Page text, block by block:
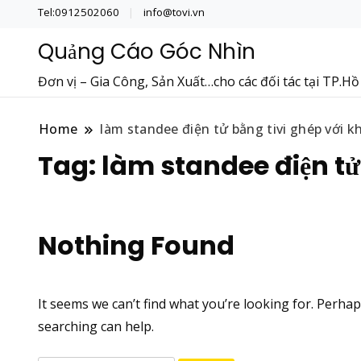
Tel:0912502060 info@tovi.vn
Quảng Cáo Góc Nhìn
Đơn vị – Gia Công, Sản Xuất…cho các đối tác tại
Home làm standee điện tử bằng tivi ghép với
Tag: làm standee điện
Nothing Found
It seems we can’t find what you’re looking for.
searching can help.